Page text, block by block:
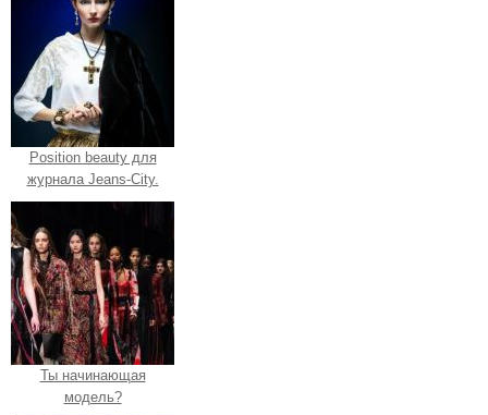
Position beauty для
журнала Jeans-City.
Ты начинающая
модель?